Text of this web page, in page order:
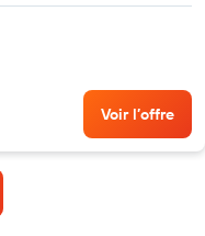
Voir l’offre